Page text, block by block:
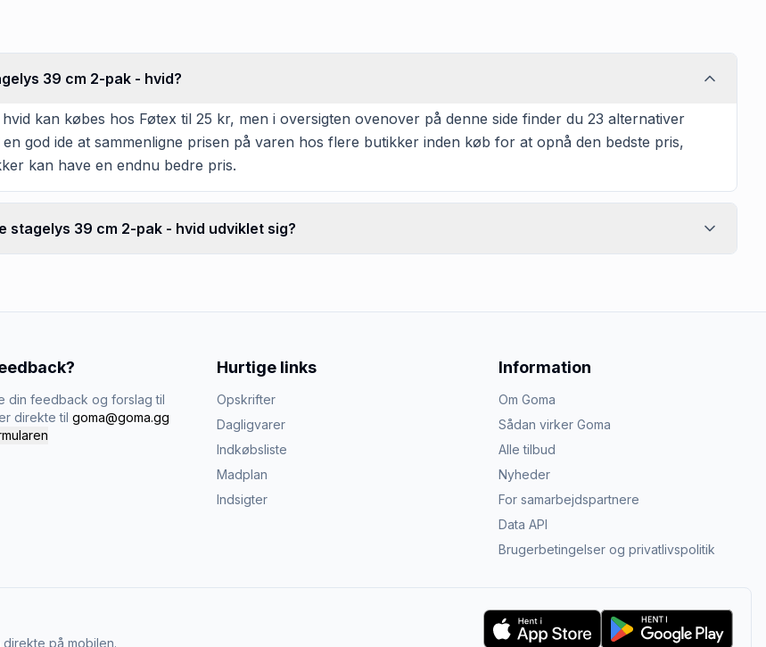
39 cm 2-pak - hvid?
kan købes hos Føtex til 25 kr, men i oversigten ovenover på denne side finder du 23 alternativer
god ide at sammenligne prisen på varen hos flere butikker inden køb for at opnå den bedste pris,
kan have en endnu bedre pris.
stagelys 39 cm 2-pak - hvid udviklet sig?
din feedback og forslag til
direkte til goma@goma.gg
Hurtige links
Opskrifter
Dagligvarer
Indkøbsliste
Madplan
Indsigter
Information
Om Goma
Sådan virker Goma
Alle tilbud
Nyheder
For samarbejdspartnere
Data API
Brugerbetingelser og privatlivspolitik
på mobilen.